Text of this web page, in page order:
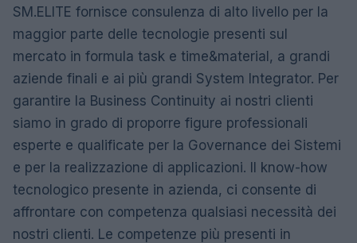
SM.ELITE fornisce consulenza di alto livello per la
maggior parte delle tecnologie presenti sul
mercato in formula task e time&material, a grandi
aziende finali e ai più grandi System Integrator. Per
garantire la Business Continuity ai nostri clienti
siamo in grado di proporre figure professionali
esperte e qualificate per la Governance dei Sistemi
e per la realizzazione di applicazioni. Il know-how
tecnologico presente in azienda, ci consente di
affrontare con competenza qualsiasi necessità dei
nostri clienti. Le competenze più presenti in